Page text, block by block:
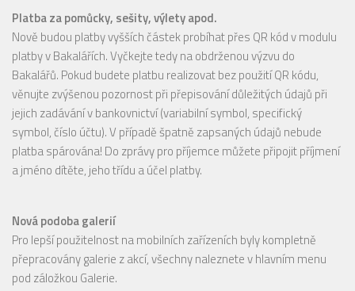
Platba za pomůcky, sešity, výlety apod.
Nově budou platby vyšších částek probíhat přes QR kód v modulu
platby v Bakalářích. Vyčkejte tedy na obdrženou výzvu do
Bakalářů. Pokud budete platbu realizovat bez použití QR kódu,
věnujte zvýšenou pozornost při přepisování důležitých údajů při
jejich zadávání v bankovnictví (variabilní symbol, specifický
symbol, číslo účtu). V případě špatně zapsaných údajů nebude
platba spárována! Do zprávy pro příjemce můžete připojit příjmení
a jméno dítěte, jeho třídu a účel platby.
Nová podoba galerií
Pro lepší použitelnost na mobilních zařízeních byly kompletně
přepracovány galerie z akcí, všechny naleznete v hlavním menu
pod záložkou Galerie.